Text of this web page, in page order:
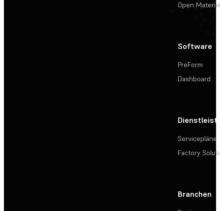
Open
Software
PreForm
Dashboard
Servicepläne
Factory
Branchen